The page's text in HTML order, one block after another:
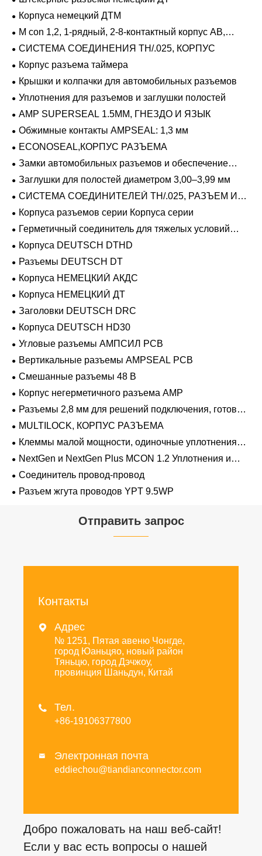
Корпуса немецкий ДТМ
M con 1,2, 1-рядный, 2-8-контактный корпус AB,
герметичный
СИСТЕМА СОЕДИНЕНИЯ TH/.025, КОРПУС
Корпус разъема таймера
Крышки и колпачки для автомобильных разъемов
Уплотнения для разъемов и заглушки полостей
AMP SUPERSEAL 1.5MM, ГНЕЗДО И ЯЗЫК
Обжимные контакты AMPSEAL: 1,3 мм
ECONOSEAL,КОРПУС РАЗЪЕМА
Замки автомобильных разъемов и обеспечение
положения
Заглушки для полостей диаметром 3,00–3,99 мм
СИСТЕМА СОЕДИНИТЕЛЕЙ TH/.025, РАЗЪЕМ И
ВКЛАДЫШ
Корпуса разъемов серии Корпуса серии
Герметичный соединитель для тяжелых условий
эксплуатации Фиксирующие направляющие серии
Корпуса DEUTSCH DTHD
Разъемы DEUTSCH DT
Корпуса НЕМЕЦКИЙ АКДС
Корпуса НЕМЕЦКИЙ ДТ
Заголовки DEUTSCH DRC
Корпуса DEUTSCH HD30
Угловые разъемы АМПСИЛ PCB
Вертикальные разъемы AMPSEAL PCB
Смешанные разъемы 48 В
Корпус негерметичного разъема AMP
Разъемы 2,8 мм для решений подключения, готовых
к напряжению 48 В
MULTILOCK, КОРПУС РАЗЪЕМА
Клеммы малой мощности, одиночные уплотнения
проводов 1,2 мм-2,8 мм
NextGen и NextGen Plus MCON 1.2 Уплотнения и
заглушки для полостей с одинарной проволокой с
замком-копьем
Соединитель провод-провод
Разъем жгута проводов YPT 9.5WP
Отправить запрос
Контакты
 Адрес
№ 1251, Пятая авеню Чонгде,
город Юаньцяо, новый район
Тяньцю, город Дэчжоу,
провинция Шаньдун, Китай
 Тел.
+86-19106377800
 Электронная почта
eddiechou@tiandianconnector.com
Добро пожаловать на наш веб-сайт!
Если у вас есть вопросы о нашей